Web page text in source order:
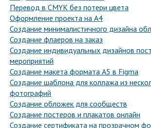
Перевод в CMYK без потери цвета
Оформление проекта на A4
Создание минималистичного дизайна
Создание флаеров на заказ
Создание индивидуальных дизайнов
мероприятий
Создание макета формата А5 в Figma
Создание шаблона для коллажа из
фотографий
Создание обложек для сообществ
Создание постеров и плакатов онлайн
Создание сертификата на прозрачном